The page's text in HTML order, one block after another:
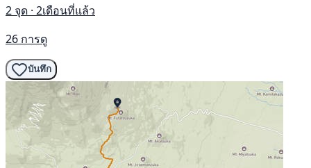
2 จุด · 2เดือนที่แล้ว
26 การดู
บันทึก